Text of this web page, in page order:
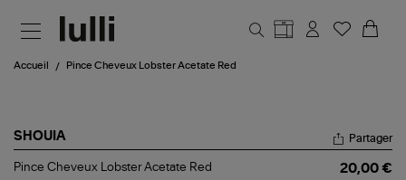
Accueil Pince Cheveux Lobster Acetate Red
SHOUIA
Pince
Partager
Pince Cheveux Lobster Acetate Red
20,00 €